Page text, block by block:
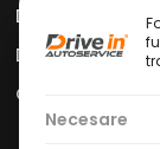
Drive in Car
Drive in Cafe
Contact
Necesare